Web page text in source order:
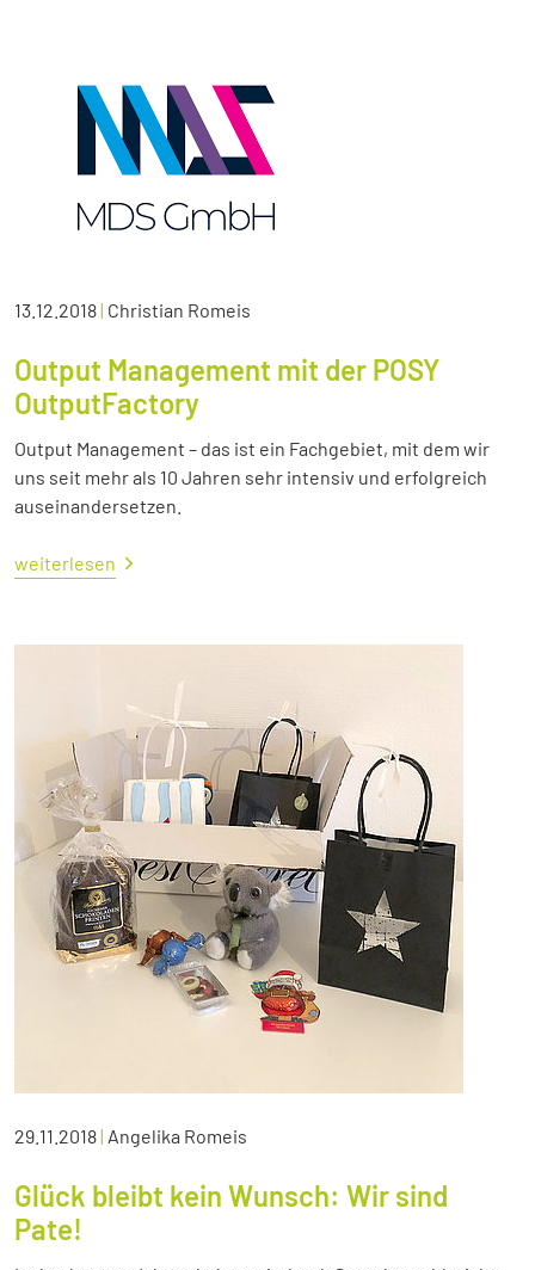
13.12.2018| Christian Romeis
Output Management mit der POSY
OutputFactory
Output Management – das ist ein Fachgebiet, mit dem wir
uns seit mehr als 10 Jahren sehr intensiv und erfolgreich
auseinandersetzen.
weiterlesen
29.11.2018| Angelika Romeis
Glück bleibt kein Wunsch: Wir sind
Pate!